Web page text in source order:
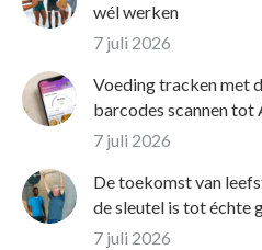
wél werken
7 juli 2026
Voeding tracken met
barcodes scannen tot
7 juli 2026
De toekomst van
de sleutel is tot échte
7 juli 2026